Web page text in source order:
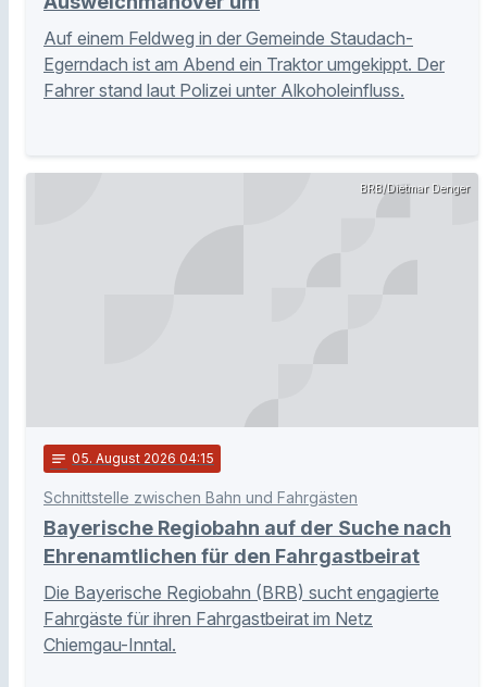
Auf einem Feldweg in der Gemeinde Staudach-
Egerndach ist am Abend ein Traktor umgekippt. Der
Fahrer stand laut Polizei unter Alkoholeinfluss.
BRB/Dietmar Denger
notes 05. August 2026 04:15
Schnittstelle zwischen Bahn und Fahrgästen
Bayerische Regiobahn auf der Suche nach
Ehrenamtlichen für den Fahrgastbeirat
Die Bayerische Regiobahn (BRB) sucht engagierte
Fahrgäste für ihren Fahrgastbeirat im Netz
Chiemgau-Inntal.